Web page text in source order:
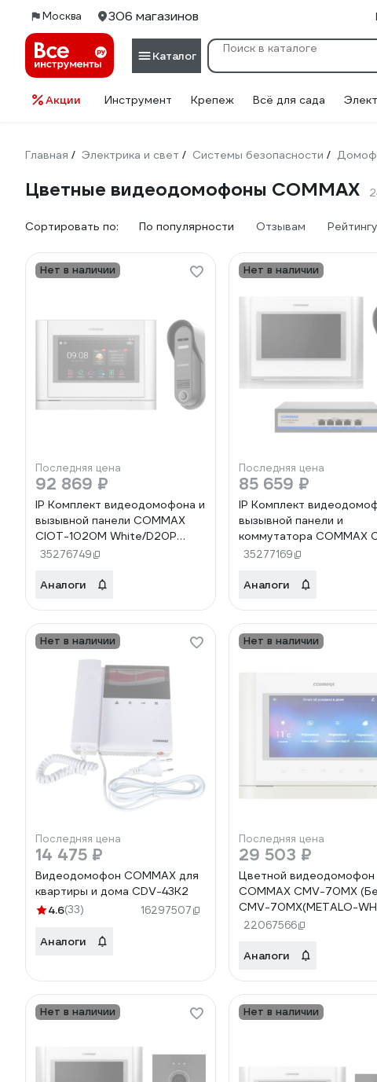
Москва 306 магазинов
Каталог
Акции Инструмент Крепеж Всё для сада
Главная / Электрика и свет / Системы безопасности /
Цветные видеодомофоны COMMAX
Сортировать по: По популярности Отзывам Рейтингу
Нет в наличии
Последняя цена
92 869 ₽
IP Комплект видеодомофона и
вызывной панели COMMAX
CIOT-1020M White/D20P
CIOT-1020MWhite/CIOT-
35276749
Аналоги
Нет в наличии
Последняя цена
85 659 ₽
IP Комплект
вызывной панели и
коммутатора COMMAX
700M2/D20P/H4L2 CIOT-
H4L2
35277169
Аналоги
Нет в наличии
Последняя цена
14 475 ₽
Видеодомофон COMMAX для
квартиры и дома CDV-43K2
4.6(33) 16297507
Аналоги
Нет в наличии
Последняя цена
29 503 ₽
Цветной видеодомофон
COMMAX CMV-70MX
CMV-70MX(METALO-
22067566
Аналоги
Нет в наличии Нет в наличии